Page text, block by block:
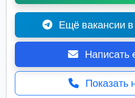
Ещё вакансии
Показать